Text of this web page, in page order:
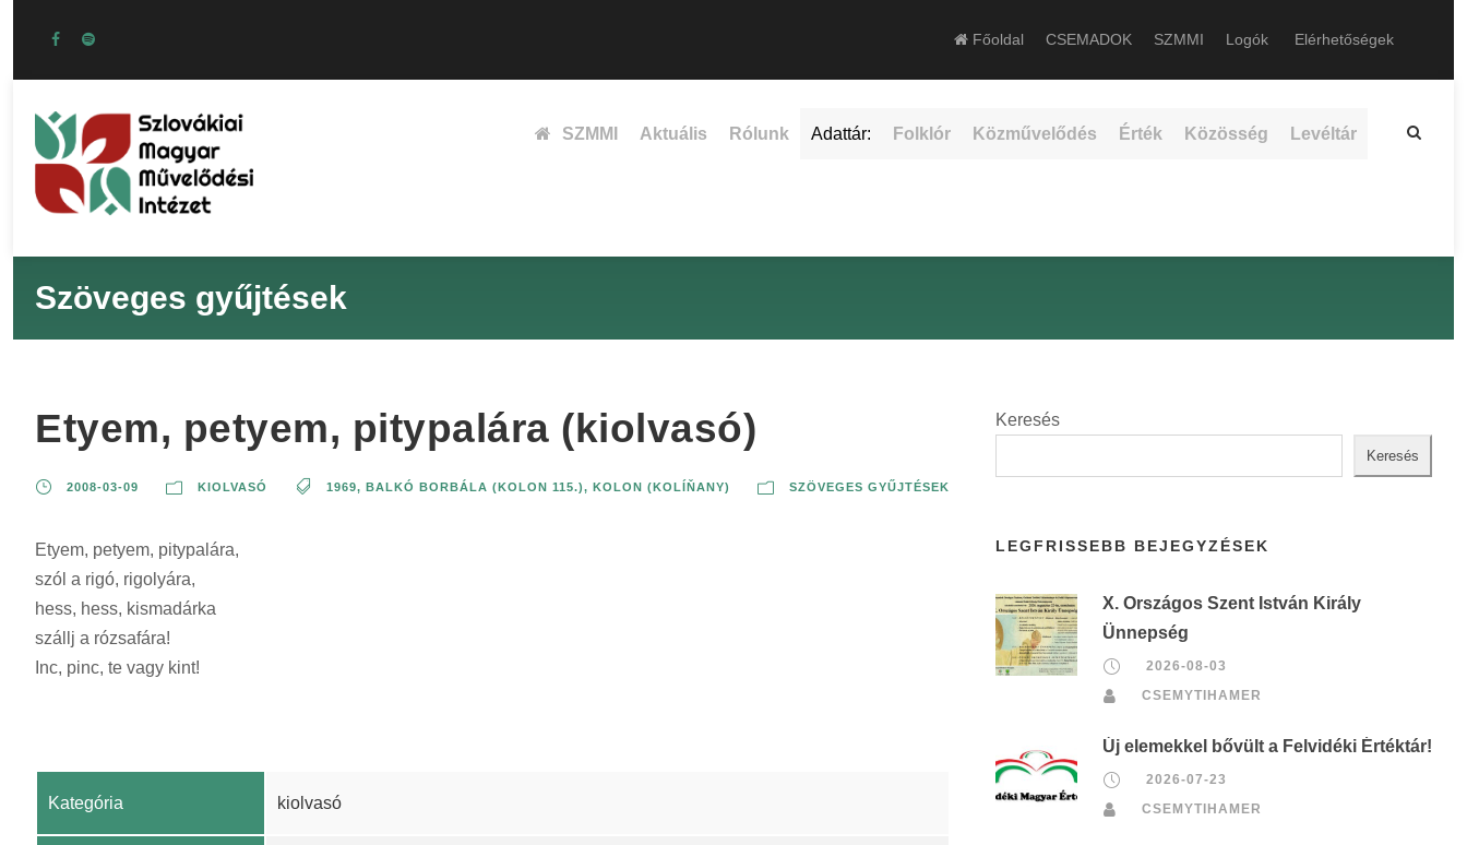
Főoldal CSEMADOK SZMMI Logók Elérhetőségek
SZMMI Aktuális Rólunk Adattár: Folklór Közművelődés Érték Közösség Levéltár
Szöveges gyűjtések
Etyem, petyem, pitypalára (kiolvasó)
2008-03-09 KIOLVASÓ 1969, BALKÓ BORBÁLA (KOLON 115.), KOLON (KOLÍŇANY) SZÖVEGES GYŰJTÉSEK
Etyem, petyem, pitypalára,
szól a rigó, rigolyára,
hess, hess, kismadárka
szállj a rózsafára!
Inc, pinc, te vagy kint!
Kategória kiolvasó
Keresés
Keresés
LEGFRISSEBB BEJEGYZÉSEK
X. Országos Szent István Király
Ünnepség
2026-08-03
CSEMYTIHAMER
Új elemekkel bővült a Felvidéki Értéktár!
2026-07-23
CSEMYTIHAMER